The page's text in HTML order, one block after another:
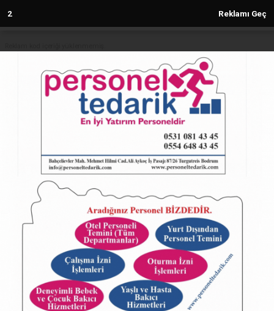
2 Reklamı Geç
Anasayfa TÜRKİYE
Sosyal Yardım Ödemelerine Zam:
Yeni Tutarlar Belli Oldu
27.02.2025 - 11:33, Güncelleme: 27.02.2025 - 11:33
5707+ kez okundu.
Sosyal Yardım Ödemelerine Zam: Yeni Tutarlar Belli
Oldu
ABONE OL